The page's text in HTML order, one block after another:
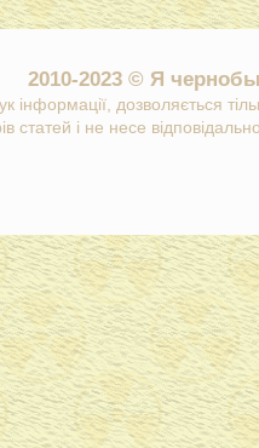
2010-2023 © Я
інформації, дозволяється
і не несе